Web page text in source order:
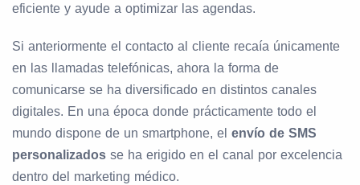
eficiente y ayude a optimizar las agendas.
Si anteriormente el contacto al cliente recaía únicamente
en las llamadas telefónicas, ahora la forma de
comunicarse se ha diversificado en distintos canales
digitales. En una época donde prácticamente todo el
mundo dispone de un smartphone, el envío de SMS
personalizados se ha erigido en el canal por excelencia
dentro del marketing médico.